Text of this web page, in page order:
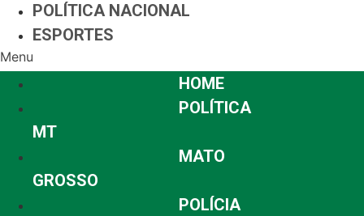
POLÍTICA NACIONAL
ESPORTES
Menu
HOME
POLÍTICA
MT
MATO
GROSSO
POLÍCIA